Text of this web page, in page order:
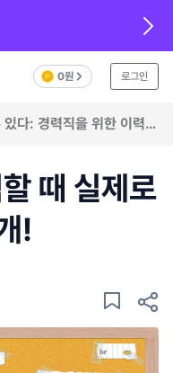
0원 로그인
다: 경력직을 위한 이력서
때 실제로
!